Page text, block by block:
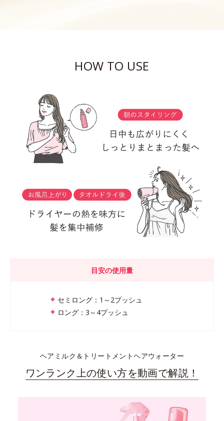
HOW TO USE
目安の使用量
セミロング：1～2プッシュ
ロング：3～4プッシュ
ヘアミルク＆トリートメントヘアウォーター
ワンランク上の使い方を動画で解説！